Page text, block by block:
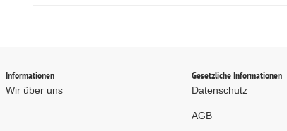
Informationen
Wir über uns
Gesetzliche Informationen
Datenschutz
AGB